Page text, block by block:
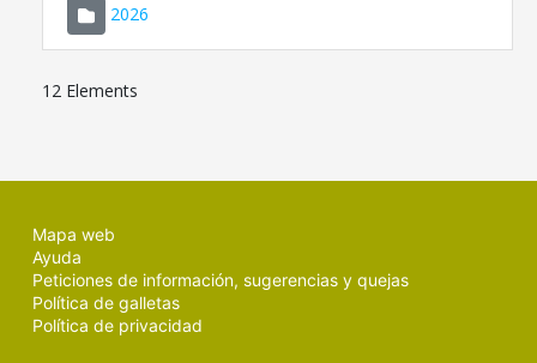
2026
12 Elements
Mapa web
Ayuda
Peticiones de información, sugerencias y quejas
Política de galletas
Política de privacidad